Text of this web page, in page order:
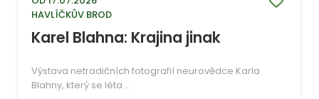
HAVLÍČKŮV BROD
Karel Blahna: Krajina jinak
Výstava netradičních fotografií neurovědce Karla
Blahny, který se léta ...